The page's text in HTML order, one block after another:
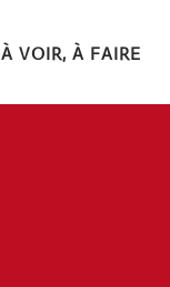
À VOIR, À FAIRE